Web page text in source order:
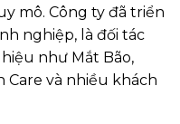
mô. Công ty đã triển
nghiệp, là đối tác
như Mắt Bão,
Care và nhiều khách